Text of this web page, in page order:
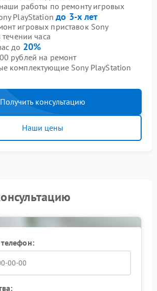
работы по ремонту игровых
PlayStationдо 3-х лет
игровых приставок Sony
часа
до 20%
рублей на ремонт
комплектующие Sony PlayStation
Получить консультацию
Наши цены